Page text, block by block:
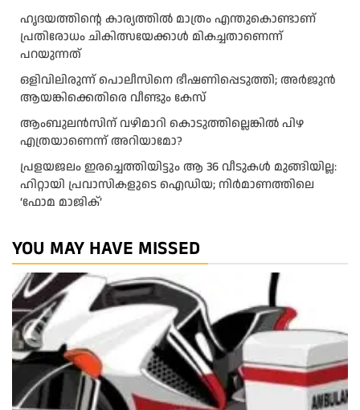
ഹൃദയത്തിന്റെ കാര്യത്തിൽ മാത്രം എന്തുകൊണ്ടാണ്
പ്രതിരോധം ചികിത്സയേക്കാൾ മികച്ചതാണെന്ന്
പറയുന്നത്
ഒളിവിലിരുന്ന് പൊലീസിനെ ഭീഷണിപ്പെടുത്തി; അർജുൻ
ആയങ്കിക്കെതിരെ വീണ്ടും കേസ്
ആംബുലന്‍സിന് വഴിമാറി കൊടുത്തില്ലെങ്കില്‍ പിഴ
എത്രയാണെന്ന് അറിയാമോ?
പ്രളയജലം ഇരച്ചെത്തിയിട്ടും ആ 36 വീടുകൾ മുങ്ങിയില്ല:
ഹിറ്റായി പ്രവാസികളുടെ ഐഡിയ; നിർമാണത്തിലെ
‘ഫോമ മാജിക്’
YOU MAY HAVE MISSED